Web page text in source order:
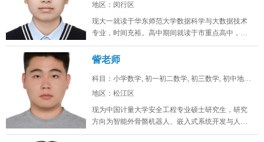
地区：闵行区
现大一就读于华东师范大学数据科学与大数据技术
专业，时间充裕。高中期间就读于市重点高中，总
分常年保持在年极段A+水平，数学...
訾老师
科目：小学数学, 初一初二数学, 初三数学, 初中地理...
地区：松江区
现为中国计量大学安全工程专业硕士研究生，研究
方向为智能外骨骼机器人、嵌入式系统开发与人工
智能算法。目前在卧龙电驱中央研究...